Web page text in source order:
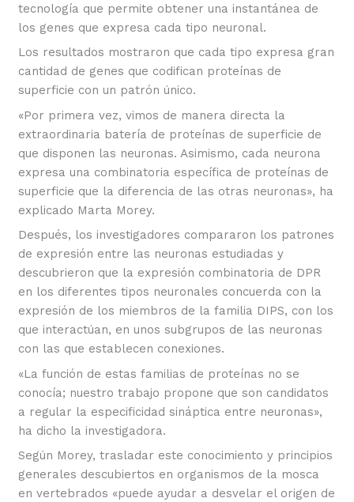
tecnología que permite obtener una instantánea de
los genes que expresa cada tipo neuronal.
Los resultados mostraron que cada tipo expresa gran
cantidad de genes que codifican proteínas de
superficie con un patrón único.
«Por primera vez, vimos de manera directa la
extraordinaria batería de proteínas de superficie de
que disponen las neuronas. Asimismo, cada neurona
expresa una combinatoria específica de proteínas de
superficie que la diferencia de las otras neuronas», ha
explicado Marta Morey.
Después, los investigadores compararon los patrones
de expresión entre las neuronas estudiadas y
descubrieron que la expresión combinatoria de DPR
en los diferentes tipos neuronales concuerda con la
expresión de los miembros de la familia DIPS, con los
que interactúan, en unos subgrupos de las neuronas
con las que establecen conexiones.
«La función de estas familias de proteínas no se
conocía; nuestro trabajo propone que son candidatos
a regular la especificidad sináptica entre neuronas»,
ha dicho la investigadora.
Según Morey, trasladar este conocimiento y principios
generales descubiertos en organismos de la mosca
en vertebrados «puede ayudar a desvelar el origen de